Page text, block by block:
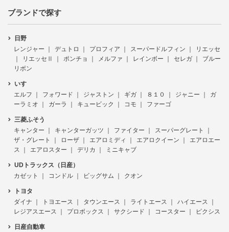
ブランドで探す
日野
レンジャー
デュトロ プロフィア スーパードルフィン
リエッセ
リエッセⅡ
ポンチョ メルファ レインボー セレガ
ブルー
リボン
いすゞ
エルフ
フォワード ジャストン ギガ ８１０ ジャニー
ガ
ーラミオ
ガーラ キュービック コモ ファーゴ
三菱ふそう
キャンター
キャンターガッツ ファイター
スーパーグレート
ザ・グレート
ローザ エアロミディ エアロクイーン
エアロエー
ス
エアロスター デリカ ミニキャブ
UDトラックス（日産）
カゼット
コンドル ビッグサム クオン
トヨタ
ダイナ
トヨエース タウンエース ライトエース
ハイエース
レジアスエース
プロボックス サクシード コースター ピクシス
日産自動車